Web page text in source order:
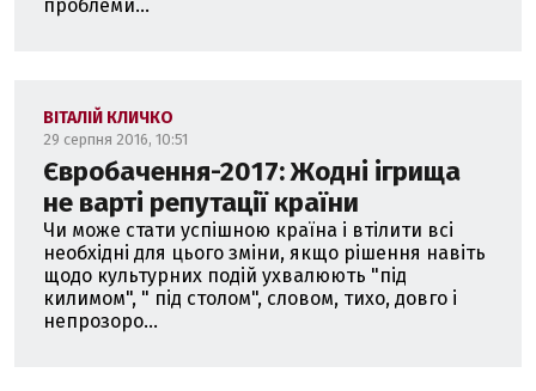
проблеми...
ВІТАЛІЙ КЛИЧКО
29 серпня 2016, 10:51
Євробачення-2017: Жодні ігрища
не варті репутації країни
Чи може стати успішною країна і втілити всі
необхідні для цього зміни, якщо рішення навіть
щодо культурних подій ухвалюють "під
килимом", " під столом", словом, тихо, довго і
непрозоро...